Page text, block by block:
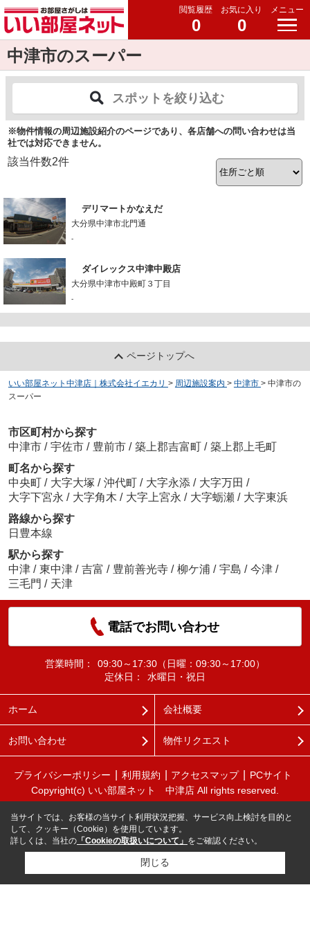
閲覧履歴
0
お気に入り
0
メニュー
中津市のスーパー
スポットを絞り込む
※物件情報の周辺施設紹介のページであり、各店舗への問い合わせは当
社では対応できません。
該当件数2件
デリマートかなえだ
大分県中津市北門通
-
ダイレックス中津中殿店
大分県中津市中殿町３丁目
-
ページトップへ
いい部屋ネット中津店｜株式会社イエカリ > 周辺施設案内 > 中津市 > 中津市の
スーパー
市区町村から探す
中津市 / 宇佐市 / 豊前市 / 築上郡吉富町 / 築上郡上毛町
町名から探す
中央町 / 大字大塚 / 沖代町 / 大字永添 / 大字万田 /
大字下宮永 / 大字角木 / 大字上宮永 / 大字蛎瀬 / 大字東浜
路線から探す
日豊本線
駅から探す
中津 / 東中津 / 吉富 / 豊前善光寺 / 柳ケ浦 / 宇島 / 今津 /
三毛門 / 天津
電話でお問い合わせ
営業時間：
09:30～17:30（日曜：09:30～17:00）
定休日：
水曜日・祝日
ホーム 会社概要
お問い合わせ 物件リクエスト
プライバシーポリシー 利用規約 アクセスマップ
PCサイト
Copyright(c) いい部屋ネット 中津店 All rights reserved.
当サイトでは、お客様の当サイト利用状況把握、サービス向上検討を目的と
して、クッキー（Cookie）を使用しています。
詳しくは、当社の 「Cookieの取扱いについて」 をご確認ください。
閉じる